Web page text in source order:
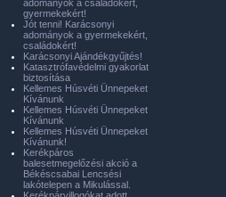
adományok a családokért,
gyermekekért!
Jót tenni! Karácsonyi
adományok a gyermekekért,
családokért!
Karácsonyi Ajándékgyűjtés!
Katasztrófavédelmi gyakorlat
biztosítása
Kellemes Húsvéti Ünnepeket
Kívánunk
Kellemes Húsvéti Ünnepeket
Kívánunk
Kellemes Húsvéti Ünnepeket
Kívánunk!
Kerékpáros
balesetmegelőzési akció a
Békéscsabai Lencsési
lakótelepen a Mikulással.